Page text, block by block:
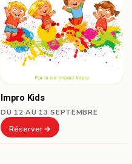
Impro Kids
DU 12 AU 13 SEPTEMBRE
Réserver